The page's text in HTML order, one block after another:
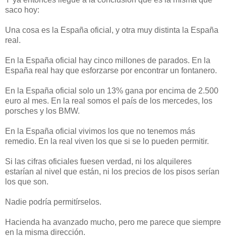
saco hoy:
Una cosa es la España oficial, y otra muy distinta la España
real.
En la España oficial hay cinco millones de parados. En la
España real hay que esforzarse por encontrar un fontanero.
En la España oficial solo un 13% gana por encima de 2.500
euro al mes. En la real somos el país de los mercedes, los
porsches y los BMW.
En la España oficial vivimos los que no tenemos más
remedio. En la real viven los que si se lo pueden permitir.
Si las cifras oficiales fuesen verdad, ni los alquileres
estarían al nivel que están, ni los precios de los pisos serían
los que son.
Nadie podría permitírselos.
Hacienda ha avanzado mucho, pero me parece que siempre
en la misma dirección.